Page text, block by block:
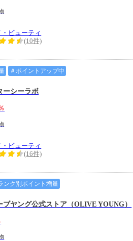
・ビューティ
(10件)
＃ポイントアップ中
ーシーラボ
・ビューティ
(16件)
ンク別ポイント増量
ブヤング公式ストア（OLIVE YOUNG）